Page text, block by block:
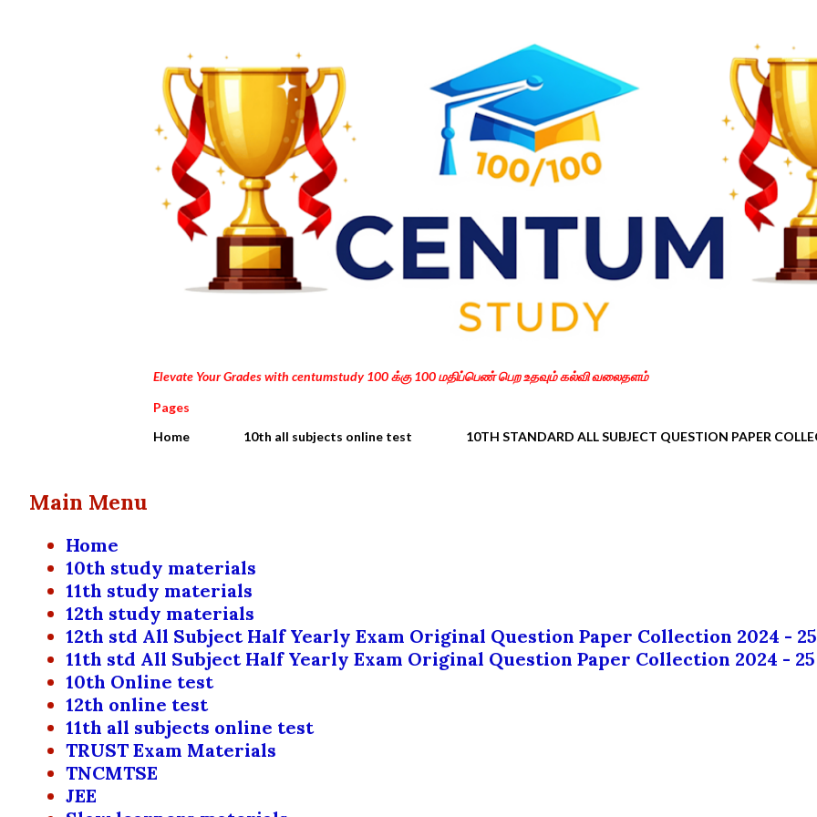
Elevate Your Grades with centumstudy 100 க்கு 100 மதிப்பெண் பெற உதவும் கல்வி வலைதளம்
Pages
Home
10th all subjects online test 10TH STANDARD ALL SUBJECT QUESTION PAPER
Main Menu
Home
10th study materials
11th study materials
12th study materials
12th std All Subject Half Yearly Exam Original Question Paper Collection 2024 - 25
11th std All Subject Half Yearly Exam Original Question Paper Collection 2024 - 25
10th Online test
12th online test
11th all subjects online test
TRUST Exam Materials
TNCMTSE
JEE